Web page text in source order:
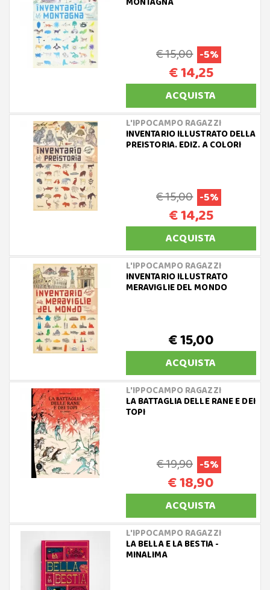
€ 15,00 -5%
€ 14,25
ACQUISTA
L'IPPOCAMPO RAGAZZI
INVENTARIO ILLUSTRATO DELLA
PREISTORIA. EDIZ. A COLORI
€ 15,00 -5%
€ 14,25
ACQUISTA
L'IPPOCAMPO RAGAZZI
INVENTARIO ILLUSTRATO
MERAVIGLIE DEL MONDO
€ 15,00
ACQUISTA
L'IPPOCAMPO RAGAZZI
LA BATTAGLIA DELLE RANE E DEI
TOPI
€ 19,90 -5%
€ 18,90
ACQUISTA
L'IPPOCAMPO RAGAZZI
LA BELLA E LA BESTIA -
MINALIMA